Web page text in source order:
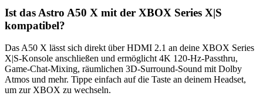
Ist das Astro A50 X mit der XBOX Series X|S
kompatibel?
Das A50 X lässt sich direkt über HDMI 2.1 an deine XBOX Series
X|S-Konsole anschließen und ermöglicht 4K 120-Hz-Passthru,
Game-Chat-Mixing, räumlichen 3D-Surround-Sound mit Dolby
Atmos und mehr. Tippe einfach auf die Taste an deinem Headset,
um zur XBOX zu wechseln.